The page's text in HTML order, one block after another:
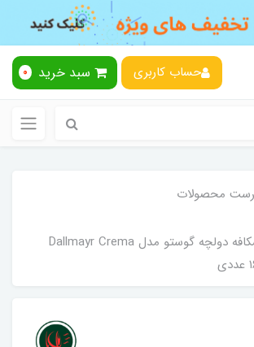
حساب کاربری سبد خرید 0
محصولات
کپسول قهوه نسکافه دولچه گوستو مدل Dallmayr Crema